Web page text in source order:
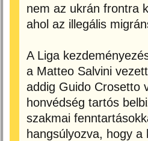
nem az ukrán frontra
ahol az illegális
A Liga
a Matteo Salvini
addig Guido Crosetto
honvédség tartós
szakmai
hangsúlyozva, hogy